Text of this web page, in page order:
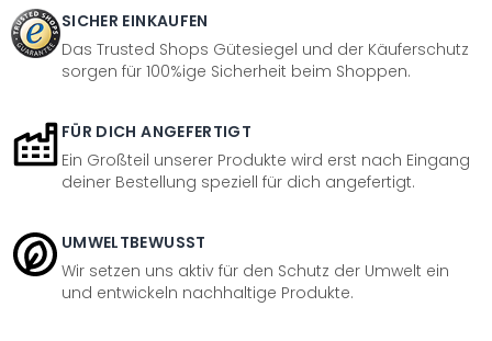
SICHER EINKAUFEN
Das Trusted Shops Gütesiegel und der Käuferschutz
sorgen für 100%ige Sicherheit beim Shoppen.
FÜR DICH ANGEFERTIGT
Ein Großteil unserer Produkte wird erst nach Eingang
deiner Bestellung speziell für dich angefertigt.
UMWELTBEWUSST
Wir setzen uns aktiv für den Schutz der Umwelt ein
und entwickeln nachhaltige Produkte.